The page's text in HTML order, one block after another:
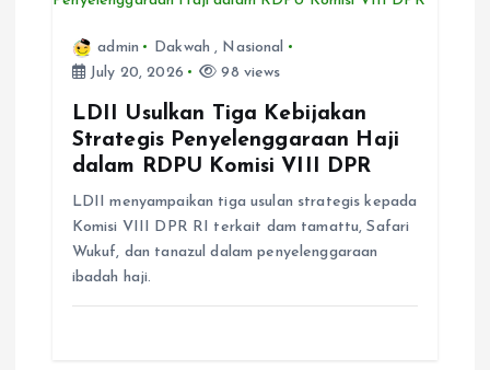
admin Dakwah , Nasional
July 20, 2026
98 views
LDII Usulkan Tiga Kebijakan
Strategis Penyelenggaraan Haji
dalam RDPU Komisi VIII DPR
LDII menyampaikan tiga usulan strategis kepada
Komisi VIII DPR RI terkait dam tamattu, Safari
Wukuf, dan tanazul dalam penyelenggaraan
ibadah haji.